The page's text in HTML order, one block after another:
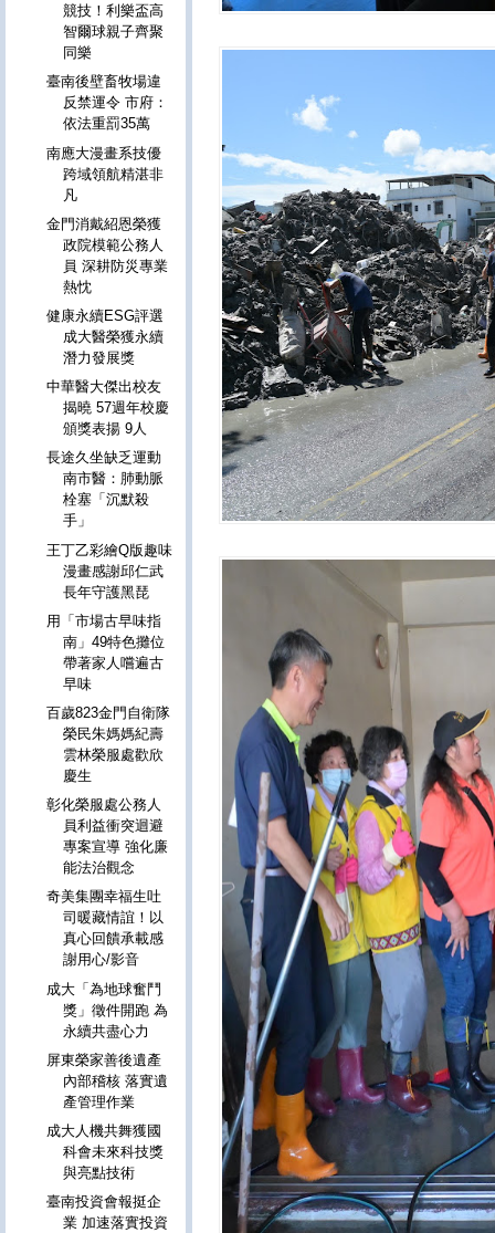
競技！利樂盃高
智爾球親子齊聚
同樂
臺南後壁畜牧場違
反禁運令 市府：
依法重罰35萬
南應大漫畫系技優
跨域領航精湛非
凡
金門消戴紹恩榮獲
政院模範公務人
員 深耕防災專業
熱忱
健康永續ESG評選
成大醫榮獲永續
潛力發展獎
中華醫大傑出校友
揭曉 57週年校慶
頒獎表揚 9人
長途久坐缺乏運動
南市醫：肺動脈
栓塞「沉默殺
手」
王丁乙彩繪Q版趣味
漫畫感謝邱仁武
長年守護黑琵
用「市場古早味指
南」49特色攤位
帶著家人嚐遍古
早味
百歲823金門自衛隊
榮民朱媽媽紀壽
雲林榮服處歡欣
慶生
彰化榮服處公務人
員利益衝突迴避
專案宣導 強化廉
能法治觀念
奇美集團幸福生吐
司暖藏情誼！以
真心回饋承載感
謝用心/影音
成大「為地球奮鬥
獎」徵件開跑 為
永續共盡心力
屏東榮家善後遺產
內部稽核 落實遺
產管理作業
成大人機共舞獲國
科會未來科技獎
與亮點技術
臺南投資會報挺企
業 加速落實投資